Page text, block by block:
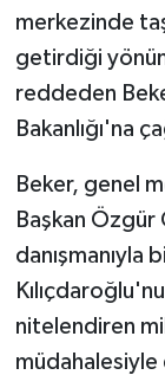
merkezinde
getirdiği
reddeden
Bakanlığı'na
Beker, genel
Başkan
danışmanıyla
nitelendiren
müdahalesiyle